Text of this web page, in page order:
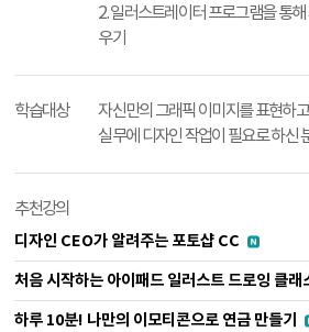
2. 일러스트레이터 프로그램을 통
우기
학습대상
자신만의 그래픽 이미지를 표현하
실무에 디자인 작업이 필요로 하신
추천강의
디자인 CEO가 알려주는 포토샵 CC
처음 시작하는 아이패드 일러스트 드로잉 클래
하루 10분! 나만의 이모티콘으로 연금 만들기